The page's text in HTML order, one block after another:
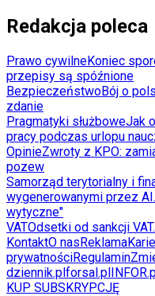
Redakcja poleca
Prawo cywilneKoniec
przepisy są spóźnione
BezpieczeństwoBój o
zdanie
Pragmatyki służboweJak
pracy podczas urlopu
OpinieZwroty z KPO:
pozew
Samorząd terytorialny i
wygenerowanymi przez
wytyczne"
VATOdsetki od sankcji
KontaktO nasReklama
prywatnościRegulamin
dziennik.plforsal.pl
KUP SUBSKRYPCJĘ